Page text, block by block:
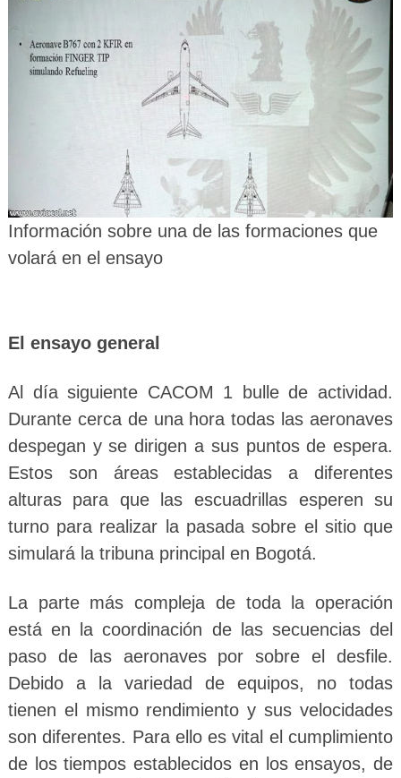
Información sobre una de las formaciones que
volará en el ensayo
El ensayo general
Al día siguiente CACOM 1 bulle de actividad.
Durante cerca de una hora todas las aeronaves
despegan y se dirigen a sus puntos de espera.
Estos son áreas establecidas a diferentes
alturas para que las escuadrillas esperen su
turno para realizar la pasada sobre el sitio que
simulará la tribuna principal en Bogotá.
La parte más compleja de toda la operación
está en la coordinación de las secuencias del
paso de las aeronaves por sobre el desfile.
Debido a la variedad de equipos, no todas
tienen el mismo rendimiento y sus velocidades
son diferentes. Para ello es vital el cumplimiento
de los tiempos establecidos en los ensayos, de